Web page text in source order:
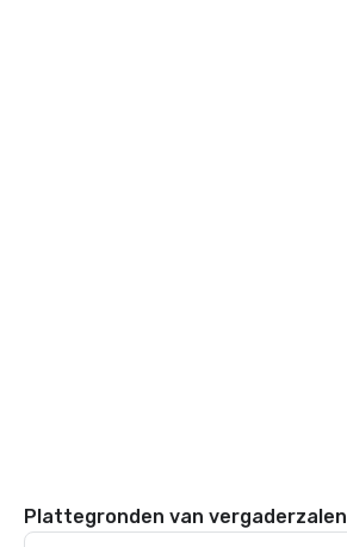
Plattegronden van vergaderzalen